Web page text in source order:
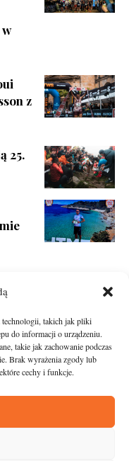
technologii, takich jak pliki
do informacji o urządzeniu.
takie jak zachowanie podczas
Brak wyrażenia zgody lub
cechy i funkcje.
z
25.
Patronem